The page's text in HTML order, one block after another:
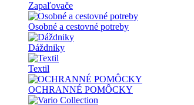
Zapaľovače
Osobné a cestovné potreby
Dáždniky
Textil
OCHRANNÉ POMÔCKY